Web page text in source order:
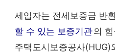
세입자는 전세보증금 반
할 수 있는 보증기관의
주택도시보증공사(HUG)